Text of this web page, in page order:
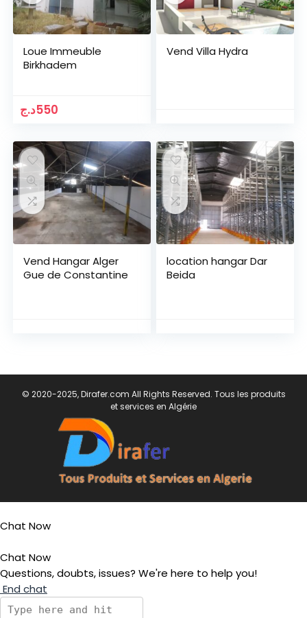
Loue Immeuble
Birkhadem
550د.ج
Vend Villa Hydra
Vend Hangar Alger
Gue de Constantine
location hangar Dar
Beida
© 2020-2025, Dirafer.com All Rights Reserved. Tous les produits
et services en Algérie
Chat Now
Chat Now
Questions, doubts, issues? We're here to help you!
End chat